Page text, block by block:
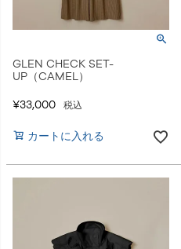
GLEN CHECK SET-
UP（CAMEL）
¥33,000 税込
カートに入れる